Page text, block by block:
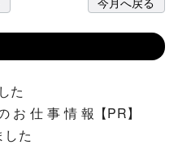
た
お 仕 事 情 報【PR】
た